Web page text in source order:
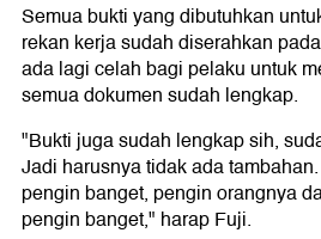
Semua bukti yang dibutuhkan
rekan kerja sudah diserahkan
ada lagi celah bagi pelaku untuk
semua dokumen sudah lengkap.
"Bukti juga sudah lengkap sih,
Jadi harusnya tidak ada
pengin banget, pengin orangnya
pengin banget," harap Fuji.